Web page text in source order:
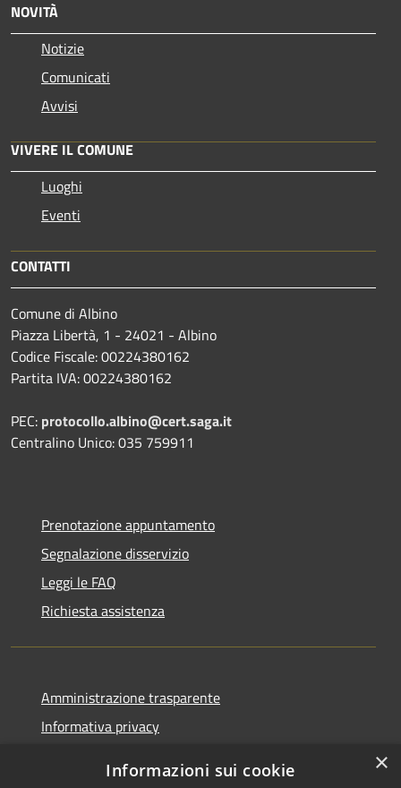
NOVITÀ
Notizie
Comunicati
Avvisi
VIVERE IL COMUNE
Luoghi
Eventi
CONTATTI
Comune di Albino
Piazza Libertà, 1 - 24021 - Albino
Codice Fiscale: 00224380162
Partita IVA: 00224380162
PEC: protocollo.albino@cert.saga.it
Centralino Unico: 035 759911
Prenotazione appuntamento
Segnalazione disservizio
Leggi le FAQ
Richiesta assistenza
Amministrazione trasparente
Informativa privacy
Dichiarazione di accessibilità
×
Informazioni sui cookie